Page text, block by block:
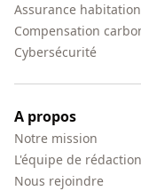
Assurance habitation
Compensation
Cybersécurité
A propos
Notre mission
L'équipe de rédaction
Nous rejoindre